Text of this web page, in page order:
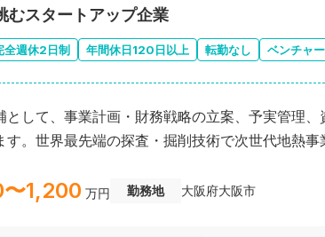
むスタートアップ企業
全週休2日制 年間休日120日以上 転勤なし ベンチャ
として、事業計画・財務戦略の立案、予実管理
す。世界最先端の探査・掘削技術で次世代地熱
1,200 万円 勤務地 大阪府大阪市